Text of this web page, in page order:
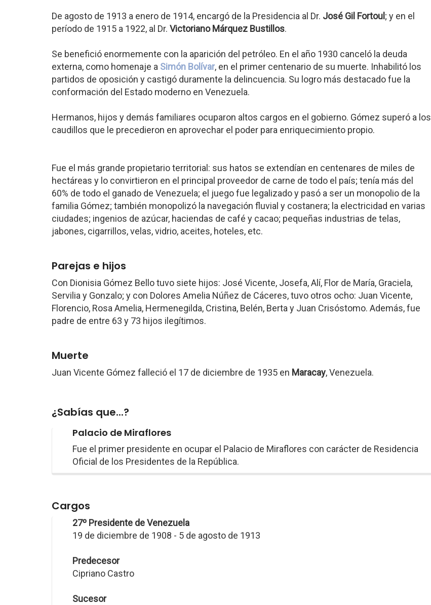
De agosto de 1913 a enero de 1914, encargó de la Presidencia al Dr. José Gil Fortoul ; y en el
período de 1915 a 1922, al Dr. Victoriano Márquez Bustillos.
Se benefició enormemente con la aparición del petróleo. En el año 1930 canceló la deuda
externa, como homenaje a Simón Bolívar, en el primer centenario de su muerte. Inhabilitó los
partidos de oposición y castigó duramente la delincuencia. Su logro más destacado fue la
conformación del Estado moderno en Venezuela.
Hermanos, hijos y demás familiares ocuparon altos cargos en el gobierno. Gómez superó a los
caudillos que le precedieron en aprovechar el poder para enriquecimiento propio.
Fue el más grande propietario territorial: sus hatos se extendían en centenares de miles de
hectáreas y lo convirtieron en el principal proveedor de carne de todo el país; tenía más del
60% de todo el ganado de Venezuela; el juego fue legalizado y pasó a ser un monopolio de la
familia Gómez; también monopolizó la navegación fluvial y costanera; la electricidad en varias
ciudades; ingenios de azúcar, haciendas de café y cacao; pequeñas industrias de telas,
jabones, cigarrillos, velas, vidrio, aceites, hoteles, etc.
Parejas e hijos
Con Dionisia Gómez Bello tuvo siete hijos: José Vicente, Josefa, Alí, Flor de María, Graciela,
Servilia y Gonzalo; y con Dolores Amelia Núñez de Cáceres, tuvo otros ocho: Juan Vicente,
Florencio, Rosa Amelia, Hermenegilda, Cristina, Belén, Berta y Juan Crisóstomo. Además, fue
padre de entre 63 y 73 hijos ilegítimos.
Muerte
Juan Vicente Gómez falleció el 17 de diciembre de 1935 en Maracay, Venezuela.
¿Sabías que...?
Palacio de Miraflores
Fue el primer presidente en ocupar el Palacio de Miraflores con carácter de Residencia
Oficial de los Presidentes de la República.
Cargos
27º Presidente de Venezuela
19 de diciembre de 1908 - 5 de agosto de 1913
Predecesor
Cipriano Castro
Sucesor